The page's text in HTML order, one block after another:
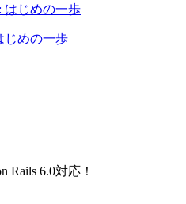
じめの一歩
Rails 6.0対応！